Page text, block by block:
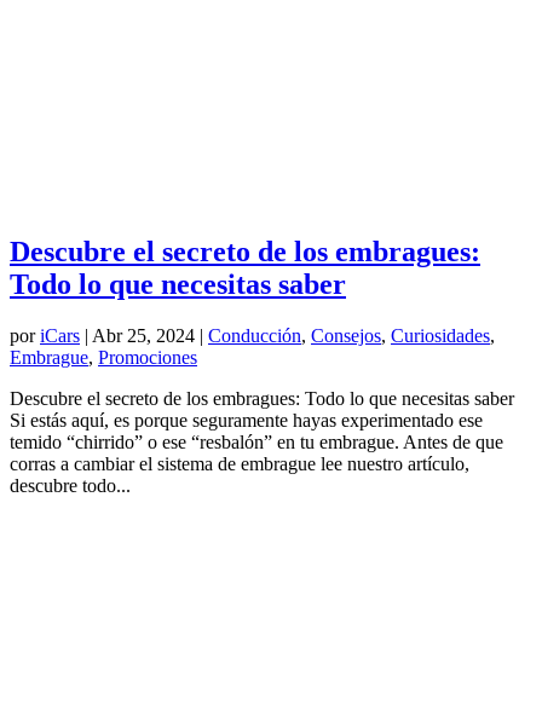
Descubre el secreto de los embragues:
Todo lo que necesitas saber
poriCars | Abr 25, 2024 | Conducción, Consejos, Curiosidades,
Embrague, Promociones
Descubre el secreto de los embragues: Todo lo que necesitas saber
Si estás aquí, es porque seguramente hayas experimentado ese
temido “chirrido” o ese “resbalón” en tu embrague. Antes de que
corras a cambiar el sistema de embrague lee nuestro artículo,
descubre todo...